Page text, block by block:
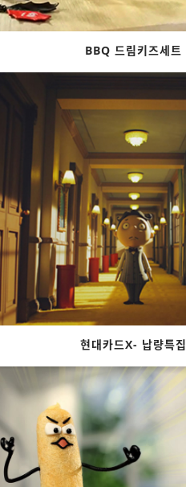
BBQ 드림키즈세트
현대카드X- 납량특집